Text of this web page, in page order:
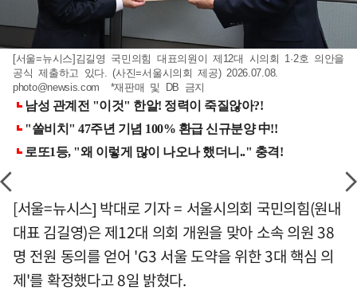
[서울=뉴시스]김길영 국민의힘 대표의원이 제12대 시의회 1·2호 의안을
공식 제출하고 있다. (사진=서울시의회 제공) 2026.07.08.
photo@newsis.com *재판매 및 DB 금지
[서울=뉴시스] 박대로 기자 = 서울시의회 국민의힘(원내
대표 김길영)은 제12대 의회 개원을 맞아 소속 의원 38
명 전원 동의를 얻어 'G3 서울 도약을 위한 3대 핵심 의
제'를 확정했다고 8일 밝혔다.